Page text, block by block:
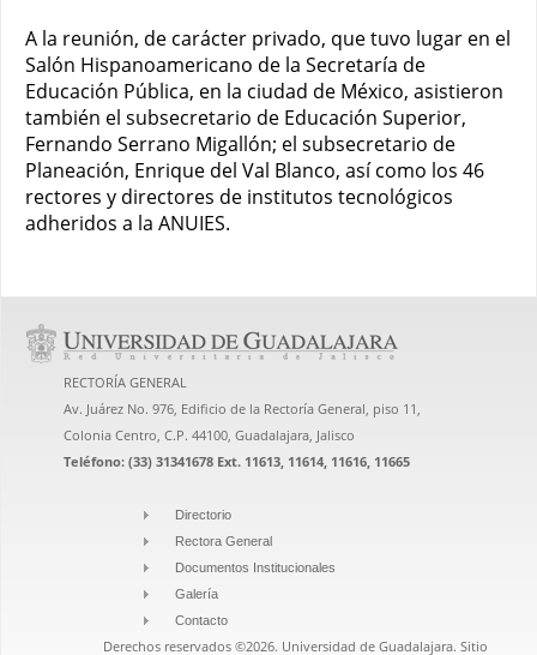
A la reunión, de carácter privado, que tuvo lugar en el
Salón Hispanoamericano de la Secretaría de
Educación Pública, en la ciudad de México, asistieron
también el subsecretario de Educación Superior,
Fernando Serrano Migallón; el subsecretario de
Planeación, Enrique del Val Blanco, así como los 46
rectores y directores de institutos tecnológicos
adheridos a la ANUIES.
RECTORÍA GENERAL
Av. Juárez No. 976, Edificio de la Rectoría General, piso 11,
Colonia Centro, C.P. 44100, Guadalajara, Jalisco
Teléfono: (33) 31341678 Ext. 11613, 11614, 11616, 11665
Directorio
Rectora General
Documentos Institucionales
Galería
Contacto
Derechos reservados ©2026. Universidad de Guadalajara. Sitio